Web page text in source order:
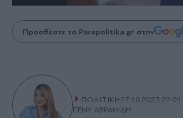
Προσθέστε το Parapolitika.gr στην
ΠΟΛΙΤΙΚΗ27.10.2023 22:01
ΠΕΝΥ ΑΒΡΑΜΙΔΗ